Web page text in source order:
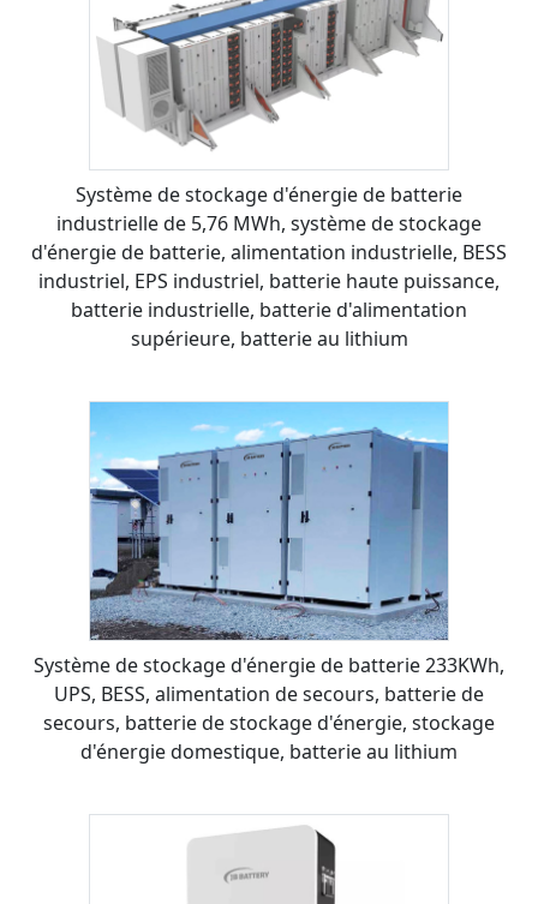
Système de stockage d'énergie de batterie
industrielle de 5,76 MWh, système de stockage
d'énergie de batterie, alimentation industrielle, BESS
industriel, EPS industriel, batterie haute puissance,
batterie industrielle, batterie d'alimentation
supérieure, batterie au lithium
Système de stockage d'énergie de batterie 233KWh,
UPS, BESS, alimentation de secours, batterie de
secours, batterie de stockage d'énergie, stockage
d'énergie domestique, batterie au lithium